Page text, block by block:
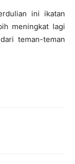
ini ikatan
meningkat lagi
teman-teman